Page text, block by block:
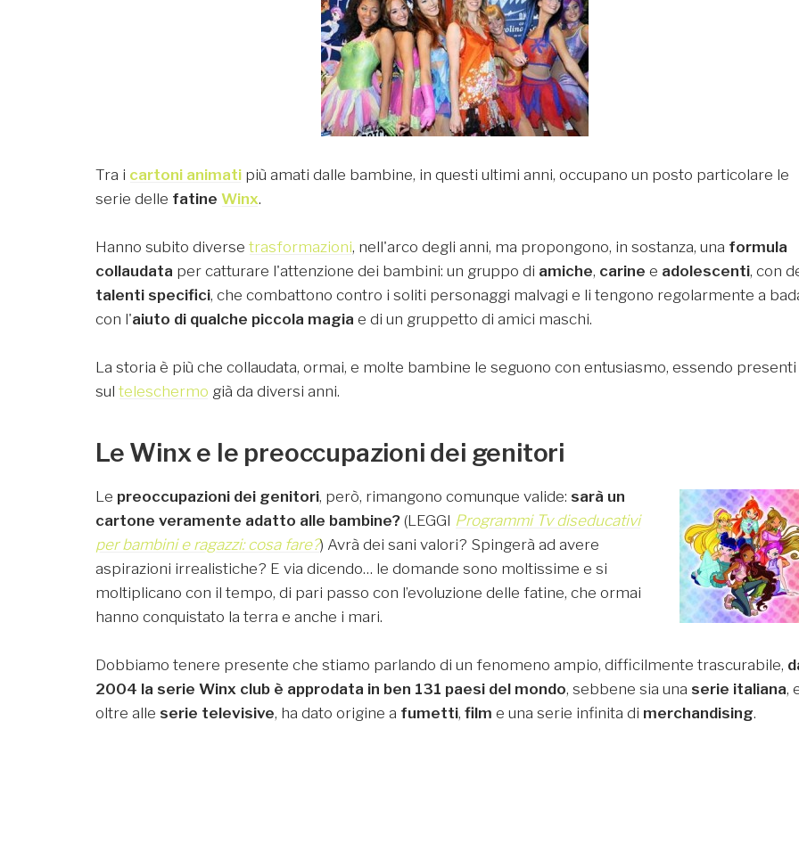
Tra i cartoni animati più amati dalle bambine, in questi ultimi anni, occupano un posto particolare le
serie delle fatine Winx.
Hanno subito diverse trasformazioni, nell'arco degli anni, ma propongono, in sostanza, una formula
collaudata per catturare l'attenzione dei bambini: un gruppo di amiche, carine e adolescenti, con
talenti specifici, che combattono contro i soliti personaggi malvagi e li tengono regolarmente a
con l'aiuto di qualche piccola magia e di un gruppetto di amici maschi.
La storia è più che collaudata, ormai, e molte bambine le seguono con entusiasmo, essendo presenti
sul teleschermo già da diversi anni.
Le Winx e le preoccupazioni dei genitori
Le preoccupazioni dei genitori, però, rimangono comunque valide: sarà un
cartone veramente adatto alle bambine? (LEGGI Programmi Tv diseducativi
per bambini e ragazzi: cosa fare?) Avrà dei sani valori? Spingerà ad avere
aspirazioni irrealistiche? E via dicendo… le domande sono moltissime e si
moltiplicano con il tempo, di pari passo con l’evoluzione delle fatine, che ormai
hanno conquistato la terra e anche i mari.
Dobbiamo tenere presente che stiamo parlando di un fenomeno ampio, difficilmente trascurabile,
2004 la serie Winx club è approdata in ben 131 paesi del mondo, sebbene sia una serie italiana,
oltre alle serie televisive, ha dato origine a fumetti, film e una serie infinita di merchandising.